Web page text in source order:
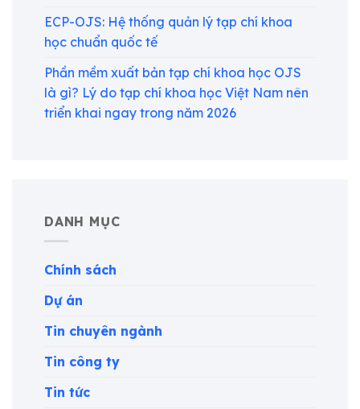
ECP-OJS: Hệ thống quản lý tạp chí khoa
học chuẩn quốc tế
Phần mềm xuất bản tạp chí khoa học OJS
là gì? Lý do tạp chí khoa học Việt Nam nên
triển khai ngay trong năm 2026
DANH MỤC
Chính sách
Dự án
Tin chuyên ngành
Tin công ty
Tin tức